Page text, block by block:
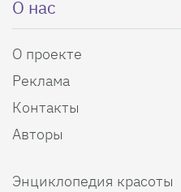
О нас
О проекте
Реклама
Контакты
Авторы
Энциклопедия красоты